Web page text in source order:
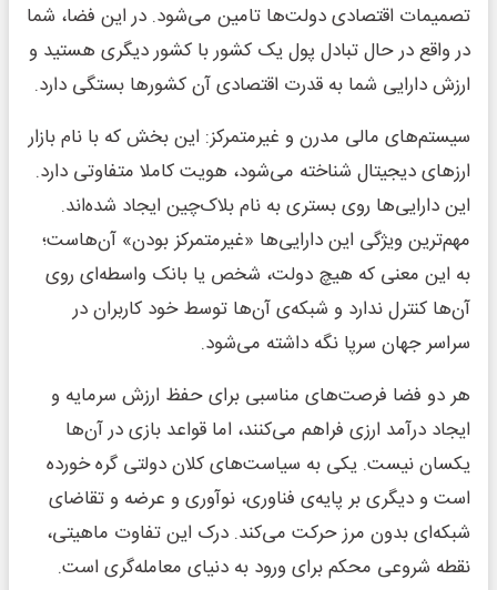
تصمیمات اقتصادی دولت‌ها تامین می‌شود. در این فضا، شما
در واقع در حال تبادل پول یک کشور با کشور دیگری هستید و
ارزش دارایی شما به قدرت اقتصادی آن کشورها بستگی دارد.
سیستم‌های مالی مدرن و غیرمتمرکز: این بخش که با نام بازار
ارزهای دیجیتال شناخته می‌شود، هویت کاملا متفاوتی دارد.
این دارایی‌ها روی بستری به نام بلاک‌چین ایجاد شده‌اند.
مهم‌ترین ویژگی این دارایی‌ها «غیرمتمرکز بودن» آن‌هاست؛
به این معنی که هیچ دولت، شخص یا بانک واسطه‌ای روی
آن‌ها کنترل ندارد و شبکه‌ی آن‌ها توسط خود کاربران در
سراسر جهان سرپا نگه داشته می‌شود.
هر دو فضا فرصت‌های مناسبی برای حفظ ارزش سرمایه و
ایجاد درآمد ارزی فراهم می‌کنند، اما قواعد بازی در آن‌ها
یکسان نیست. یکی به سیاست‌های کلان دولتی گره خورده
است و دیگری بر پایه‌ی فناوری، نوآوری و عرضه و تقاضای
شبکه‌ای بدون مرز حرکت می‌کند. درک این تفاوت ماهیتی،
نقطه شروعی محکم برای ورود به دنیای معامله‌گری است.